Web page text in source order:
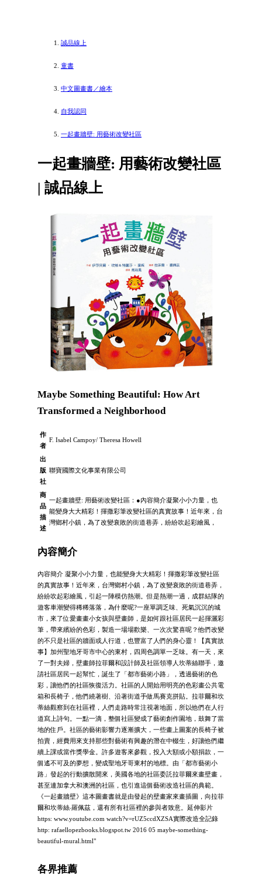
誠品線上
童書
中文圖畫書／繪本
自我認同
一起畫牆壁: 用藝術改變社區
一起畫牆壁: 用藝術改變社區
| 誠品線上
Maybe Something Beautiful: How Art
Transformed a Neighborhood
作
者
F. Isabel Campoy/ Theresa Howell
出
版
社
聯寶國際文化事業有限公司
商
品
描
述
一起畫牆壁: 用藝術改變社區：●內容簡介凝聚小小力量，也
能變身大大精彩！揮撒彩筆改變社區的真實故事！近年來，台
灣鄉村小鎮，為了改變衰敗的街道巷弄，紛紛吹起彩繪風，
內容簡介
內容簡介 凝聚小小力量，也能變身大大精彩！揮撒彩筆改變社區
的真實故事！近年來，台灣鄉村小鎮，為了改變衰敗的街道巷弄，
紛紛吹起彩繪風，引起一陣模仿熱潮。但是熱潮一過，成群結隊的
遊客車潮變得稀稀落落，為什麼呢?一座單調乏味、死氣沉沉的城
市，來了位愛畫畫小女孩與壁畫師，是如何跟社區居民一起揮灑彩
筆，帶來繽紛的色彩，製造一場場歡樂、一次次驚喜呢？他們改變
的不只是社區的牆面或人行道，也豐富了人們的身心靈！【真實故
事】加州聖地牙哥市中心的東村，四周色調單一乏味。有一天，來
了一對夫婦，壁畫師拉菲爾和設計師及社區領導人坎蒂絲聯手，邀
請社區居民一起幫忙，誕生了「都市藝術小路」，透過藝術的色
彩，讓他們的社區恢復活力。社區的人開始用明亮的色彩畫公共電
箱和長椅子，他們繞著樹、沿著街道手做馬賽克拼貼。拉菲爾和坎
蒂絲觀察到在社區裡，人們走路時常注視著地面，所以他們在人行
道寫上詩句。一點一滴，整個社區變成了藝術創作園地，鼓舞了當
地的住戶。社區的藝術影響力逐漸擴大，一些畫上圖案的長椅子被
拍賣，經費用來支持那些對藝術有興趣的潛在中輟生，好讓他們繼
續上課或當作獎學金。許多遊客來參觀，投入大額或小額捐款，一
個遙不可及的夢想，變成聖地牙哥東村的地標。由「都市藝術小
路」發起的行動擴散開來，美國各地的社區委託拉菲爾來畫壁畫，
甚至連加拿大和澳洲的社區，也引進這個藝術改造社區的典範。
《一起畫牆壁》這本圖畫書就是由發起的壁畫家來畫插圖，向拉菲
爾和坎蒂絲‧羅佩茲，還有所有社區裡的參與者致意。延伸影片
https: www.youtube.com watch?v=rUZ5ccdXZSA實際改造全記錄
http: rafaellopezbooks.blogspot.tw 2016 05 maybe-something-
beautiful-mural.html"
各界推薦